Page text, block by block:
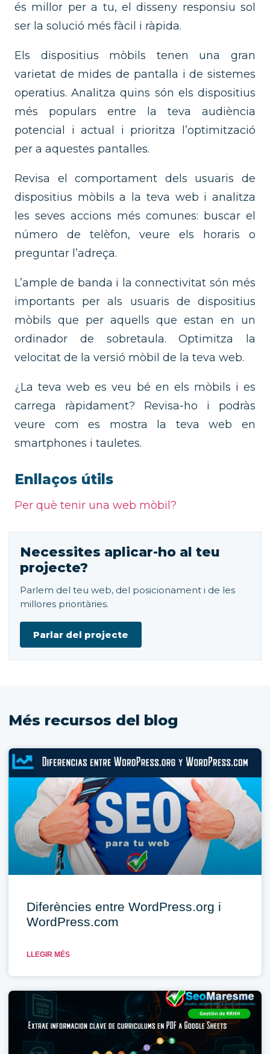
és millor per a tu, el disseny responsiu sol
ser la solució més fàcil i ràpida.
Els dispositius mòbils tenen una gran
varietat de mides de pantalla i de sistemes
operatius. Analitza quins són els dispositius
més populars entre la teva audiència
potencial i actual i prioritza l’optimització
per a aquestes pantalles.
Revisa el comportament dels usuaris de
dispositius mòbils a la teva web i analitza
les seves accions més comunes: buscar el
número de telèfon, veure els horaris o
preguntar l’adreça.
L’ample de banda i la connectivitat són més
importants per als usuaris de dispositius
mòbils que per aquells que estan en un
ordinador de sobretaula. Optimitza la
velocitat de la versió mòbil de la teva web.
¿La teva web es veu bé en els mòbils i es
carrega ràpidament? Revisa-ho i podràs
veure com es mostra la teva web en
smartphones i tauletes.
Enllaços útils
Per què tenir una web mòbil?
Necessites aplicar-ho al teu
projecte?
Parlem del teu web, del posicionament i de les
millores prioritàries.
Parlar del projecte
Més recursos del blog
Diferències entre WordPress.org i
WordPress.com
LLEGIR MÉS